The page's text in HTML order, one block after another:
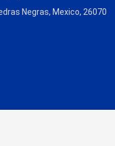
Negras, Mexico, 26070